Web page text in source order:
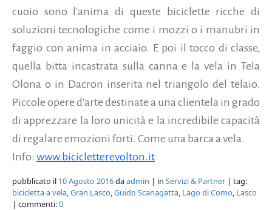
cuoio sono l'anima di queste biciclette ricche di
soluzioni tecnologiche come i mozzi o i manubri in
faggio con anima in acciaio. E poi il tocco di classe,
quella bitta incastrata sulla canna e la vela in Tela
Olona o in Dacron inserita nel triangolo del telaio.
Piccole opere d'arte destinate a una clientela in grado
di apprezzare la loro unicità e la incredibile capacità
di regalare emozioni forti. Come una barca a vela.
Info: www.bicicletterevolton.it
pubblicato il 10 Agosto 2016daadmin | in Servizi & Partner | tag:
bicicletta a vela,Gran Lasco,Guido Scanagatta, Lago di Como, Lasco
| commenti:0